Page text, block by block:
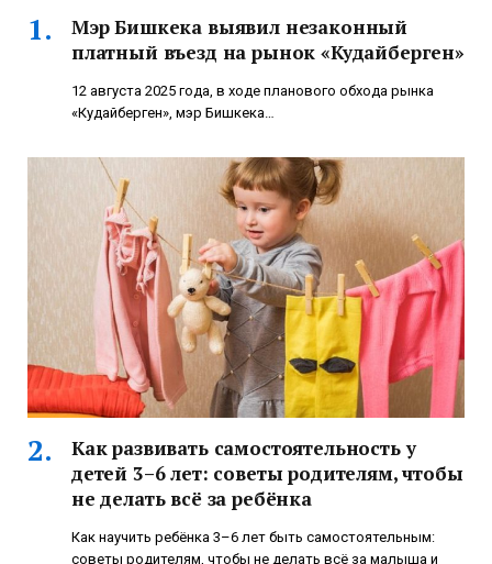
Мэр Бишкека выявил незаконный
платный въезд на рынок «Кудайберген»
12 августа 2025 года, в ходе планового обхода рынка
«Кудайберген», мэр Бишкека…
Как развивать самостоятельность у
детей 3–6 лет: советы родителям, чтобы
не делать всё за ребёнка
Как научить ребёнка 3–6 лет быть самостоятельным:
советы родителям, чтобы не делать всё за малыша и